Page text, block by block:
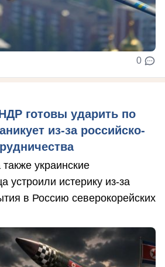
0
готовы ударить по
из-за российско-
украинские
устроили истерику из-за
в Россию северокорейских